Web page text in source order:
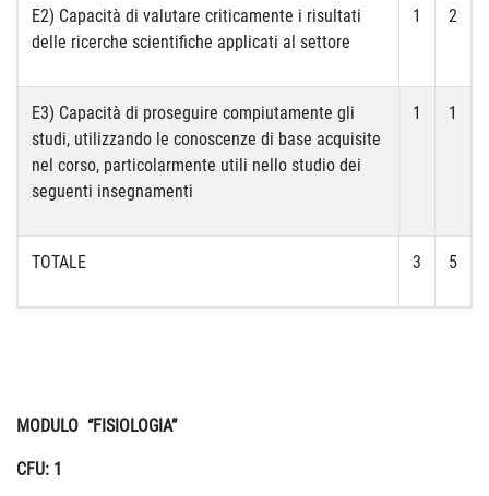
E2) Capacità di valutare criticamente i risultati
delle ricerche scientifiche applicati al settore
1 2
E3) Capacità di proseguire compiutamente gli
studi, utilizzando le conoscenze di base acquisite
nel corso, particolarmente utili nello studio dei
seguenti insegnamenti
1 1
TOTALE 3 5
MODULO “FISIOLOGIA”
CFU: 1